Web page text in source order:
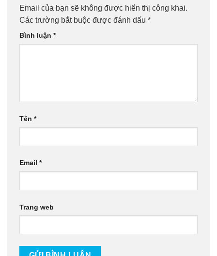
Email của bạn sẽ không được hiển thị công khai.
Các trường bắt buộc được đánh dấu *
Bình luận *
Tên *
Email *
Trang web